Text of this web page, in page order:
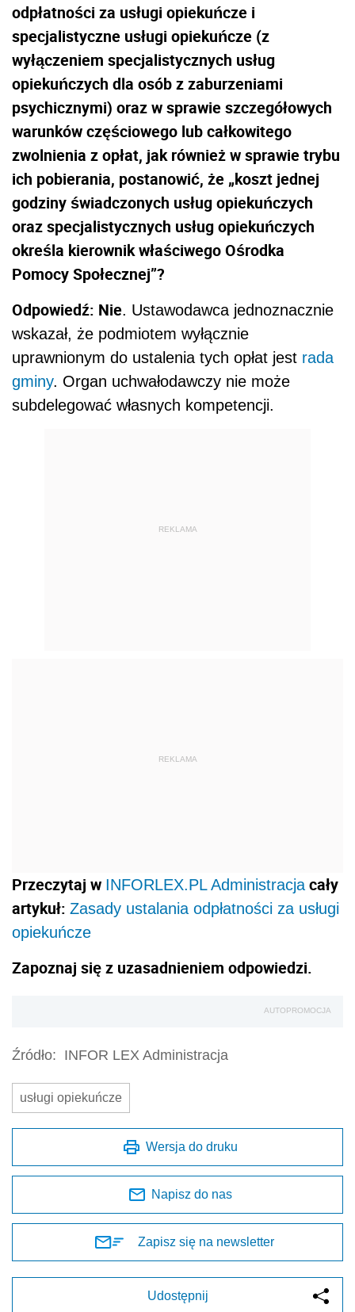
odpłatności za usługi opiekuńcze i
specjalistyczne usługi opiekuńcze (z
wyłączeniem specjalistycznych usług
opiekuńczych dla osób z zaburzeniami
psychicznymi) oraz w sprawie szczegółowych
warunków częściowego lub całkowitego
zwolnienia z opłat, jak również w sprawie trybu
ich pobierania, postanowić, że „koszt jednej
godziny świadczonych usług opiekuńczych
oraz specjalistycznych usług opiekuńczych
określa kierownik właściwego Ośrodka
Pomocy Społecznej”?
Odpowiedź: Nie. Ustawodawca jednoznacznie
wskazał, że podmiotem wyłącznie
uprawnionym do ustalenia tych opłat jest rada
gminy. Organ uchwałodawczy nie może
subdelegować własnych kompetencji.
REKLAMA
REKLAMA
Przeczytaj w INFORLEX.PL Administracja cały
artykuł: Zasady ustalania odpłatności za usługi
opiekuńcze
Zapoznaj się z uzasadnieniem odpowiedzi.
AUTOPROMOCJA
Źródło: INFOR LEX Administracja
usługi opiekuńcze
Wersja do druku
Napisz do nas
Zapisz się na newsletter
Udostępnij